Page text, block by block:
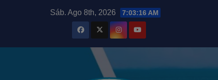
Sáb. Ago 8th, 2026 7:03:17 AM
modal-check